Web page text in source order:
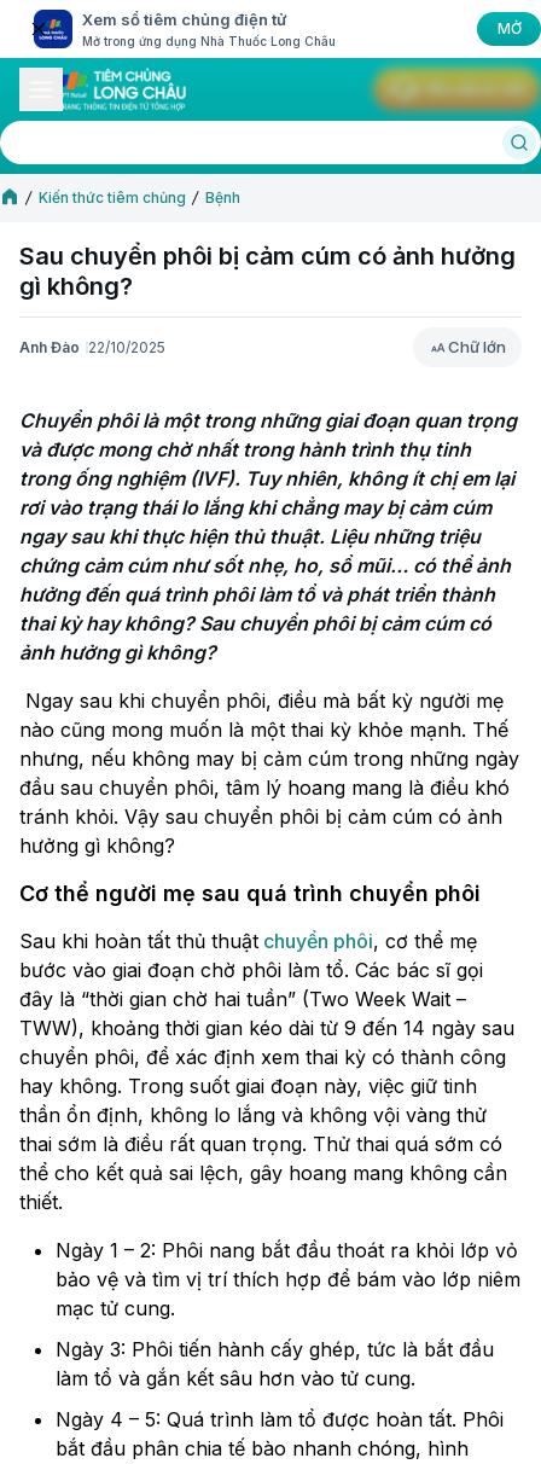
Xem sổ tiêm chủng điện tử
Mở trong ứng dụng Nhà Thuốc Long Châu
MỞ
Kiến thức tiêm chủng Bệnh
Sau chuyển phôi bị cảm cúm có ảnh hưởng
gì không?
Anh Đào 22/10/2025 Chữ lớn
Chữ lớn
Chuyển phôi là một trong những giai đoạn quan trọng
và được mong chờ nhất trong hành trình thụ tinh
trong ống nghiệm (IVF). Tuy nhiên, không ít chị em lại
rơi vào trạng thái lo lắng khi chẳng may bị cảm cúm
ngay sau khi thực hiện thủ thuật. Liệu những triệu
chứng cảm cúm như sốt nhẹ, ho, sổ mũi… có thể ảnh
hưởng đến quá trình phôi làm tổ và phát triển thành
thai kỳ hay không? Sau chuyển phôi bị cảm cúm có
ảnh hưởng gì không?
Ngay sau khi chuyển phôi, điều mà bất kỳ người mẹ
nào cũng mong muốn là một thai kỳ khỏe mạnh. Thế
nhưng, nếu không may bị cảm cúm trong những ngày
đầu sau chuyển phôi, tâm lý hoang mang là điều khó
tránh khỏi. Vậy sau chuyển phôi bị cảm cúm có ảnh
hưởng gì không?
Cơ thể người mẹ sau quá trình chuyển phôi
Sau khi hoàn tất thủ thuật chuyển phôi, cơ thể mẹ
bước vào giai đoạn chờ phôi làm tổ. Các bác sĩ gọi
đây là “thời gian chờ hai tuần” (Two Week Wait –
TWW), khoảng thời gian kéo dài từ 9 đến 14 ngày sau
chuyển phôi, để xác định xem thai kỳ có thành công
hay không. Trong suốt giai đoạn này, việc giữ tinh
thần ổn định, không lo lắng và không vội vàng thử
thai sớm là điều rất quan trọng. Thử thai quá sớm có
thể cho kết quả sai lệch, gây hoang mang không cần
thiết.
Ngày 1 – 2: Phôi nang bắt đầu thoát ra khỏi lớp vỏ
bảo vệ và tìm vị trí thích hợp để bám vào lớp niêm
mạc tử cung.
Ngày 3: Phôi tiến hành cấy ghép, tức là bắt đầu
làm tổ và gắn kết sâu hơn vào tử cung.
Ngày 4 – 5: Quá trình làm tổ được hoàn tất. Phôi
bắt đầu phân chia tế bào nhanh chóng, hình